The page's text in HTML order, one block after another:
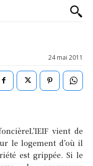
24 mai 2011
vient de
le logement d’où il
est grippée. Si le